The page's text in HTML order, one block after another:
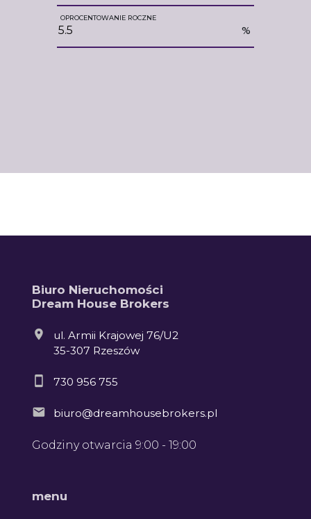
OPROCENTOWANIE ROCZNE
%
Biuro Nieruchomości
Dream House Brokers
ul. Armii Krajowej 76/U2
35-307 Rzeszów
730 956 755
biuro@dreamhousebrokers.pl
Godziny otwarcia 9:00 - 19:00
menu